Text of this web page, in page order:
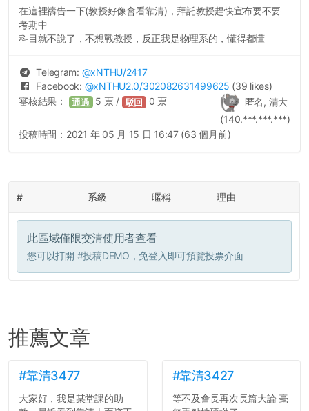
在這裡禱告一下(教授好像會看靠清)，拜託教授趕快宣布要不要
考期中
科目就不說了，不想戰教授，反正我是物理系的，懂得都懂
Telegram: @xNTHU/2417
Facebook: @xNTHU2.0/302082631499625 (39 likes)
匿名, 清大
(140.***.***.***)
審核結果： 通過 5 票 / 駁回 0 票
投稿時間： 2021 年 05 月 15 日 16:47 (63 個月前)
# 系級 暱稱 理由
此區域僅限交清使用者查看
您可以打開 #投稿DEMO ，免登入即可預覽投票介面
推薦文章
#靠清3477
大家好，我是某堂課的助
#靠清3427
等不及會長再次長篇大論 毫